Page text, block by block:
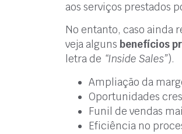
aos serviços prestados
No entanto, caso ainda
veja alguns benefícios
letra de “Inside Sales”).
Ampliação da
Oportunidades
Funil de vendas
Eficiência no